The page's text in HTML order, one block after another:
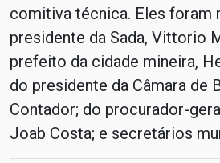
comitiva técnica. Eles foram
presidente da Sada, Vittorio
prefeito da cidade mineira,
do presidente da Câmara de
Contador; do procurador-
Joab Costa; e secretários